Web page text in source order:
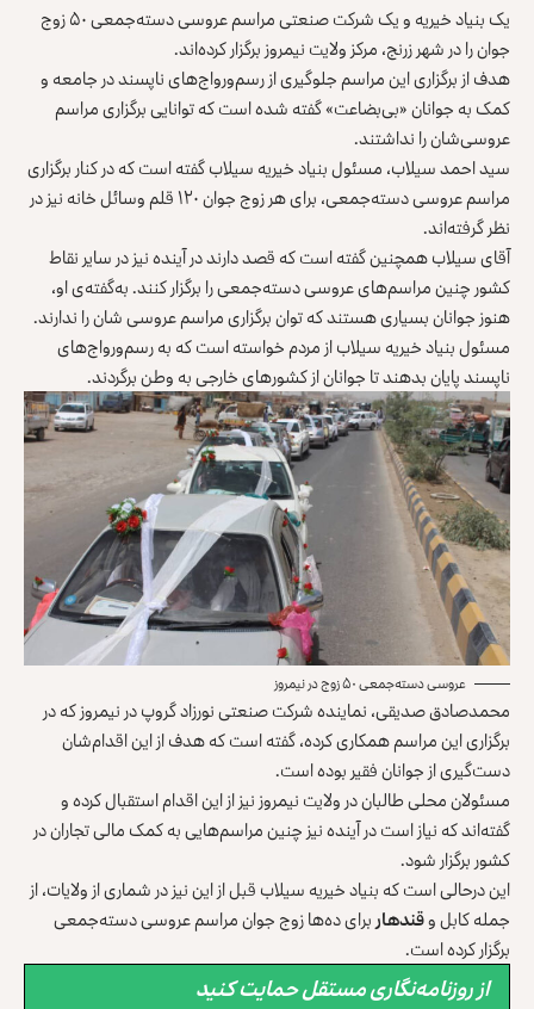
یک بنیاد خیریه و یک شرکت صنعتی مراسم عروسی دسته‌جمعی ۵۰ زوج
جوان را در شهر زرنج، مرکز ولایت نیمروز برگزار کرد‌ه‌اند.
هدف از برگزاری این مراسم جلوگیری از رسم‌ورواج‌های ناپسند در جامعه و
کمک به جوانان «بی‌بضاعت» گفته شده است که توانایی برگزاری مراسم
عروسی‌شان را نداشتند.
سید احمد سیلاب، مسئول بنیاد خیریه سیلاب گفته است که در کنار برگزاری
مراسم عروسی دسته‌جمعی، برای هر زوج جوان ۱۲۰ قلم وسائل خانه نیز در
نظر گرفته‌اند.
آقای سیلاب همچنین گفته است که قصد دارند در آینده نیز در سایر نقاط
کشور چنین مراسم‌های عروسی دسته‌جمعی را برگزار کنند. به‌گفته‌ی او،
هنوز جوانان بسیاری هستند که توان برگزاری مراسم عروسی شان را ندارند.
مسئول بنیاد خیریه سیلاب از مردم خواسته است که به رسم‌ورواج‌های
ناپسند پایان بدهند تا جوانان از کشورهای خارجی به وطن برگردند.
عروسی دسته‌جمعی ۵۰ زوج در نیمروز
محمدصادق صدیقی، نماینده شرکت صنعتی نورزاد گروپ در نیمروز که در
برگزاری این مراسم همکاری کرده، گفته است که هدف از این اقدام‌شان
دست‌گیری از جوانان فقیر بوده است.
مسئولان محلی طالبان در ولایت نیمروز نیز از این اقدام استقبال کرده و
گفته‌اند که نیاز است در آینده نیز چنین مراسم‌هایی به کمک مالی تجاران در
کشور برگزار شود.
این درحالی است که بنیاد خیریه سیلاب قبل از این نیز در شماری از ولایات، از
جمله کابل وقندهاربرای ده‌ها زوج جوان مراسم عروسی دسته‌جمعی
برگزار کرده است.
از روزنامه‌نگاری مستقل حمایت کنید